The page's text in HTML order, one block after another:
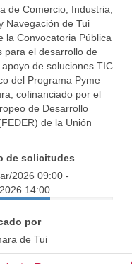
de Comercio, Industria,
Navegación de Tui
la Convocatoria Pública
para el desarrollo de
de soluciones TIC
del Programa Pyme
cofinanciado por el
de Desarrollo
de la Unión
de solicitudes
2026 09:00 -
14:00
por
de Tui